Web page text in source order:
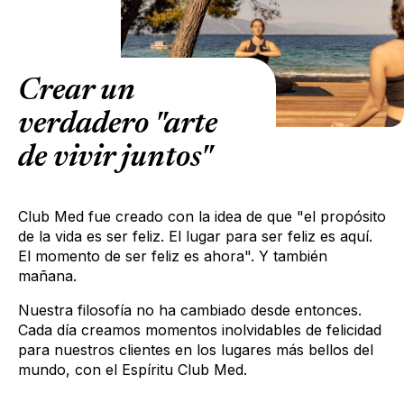
Crear un
verdadero "arte
de vivir juntos"
Club Med fue creado con la idea de que "el propósito
de la vida es ser feliz. El lugar para ser feliz es aquí.
El momento de ser feliz es ahora". Y también
mañana.
Nuestra filosofía no ha cambiado desde entonces.
Cada día creamos momentos inolvidables de felicidad
para nuestros clientes en los lugares más bellos del
mundo, con el Espíritu Club Med.